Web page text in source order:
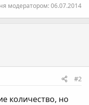
модератором:06.07.2014
#2
количество, но